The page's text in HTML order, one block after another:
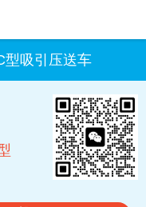
型吸引压送车